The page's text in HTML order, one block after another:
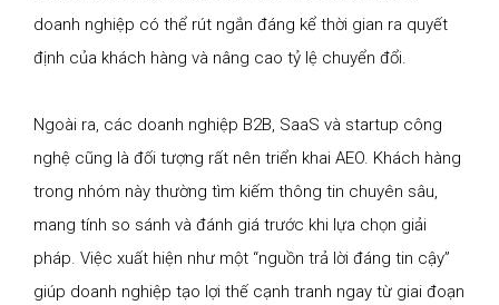
doanh nghiệp có thể rút ngắn đáng kể thời gian ra quyết
định của khách hàng và nâng cao tỷ lệ chuyển đổi.
Ngoài ra, các doanh nghiệp B2B, SaaS và startup công
nghệ cũng là đối tượng rất nên triển khai AEO. Khách hàng
trong nhóm này thường tìm kiếm thông tin chuyên sâu,
mang tính so sánh và đánh giá trước khi lựa chọn giải
pháp. Việc xuất hiện như một “nguồn trả lời đáng tin cậy”
giúp doanh nghiệp tạo lợi thế cạnh tranh ngay từ giai đoạn